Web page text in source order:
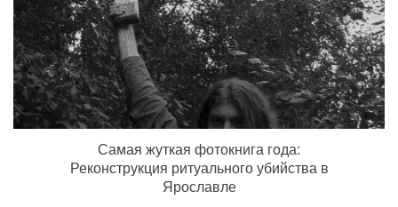
Самая жуткая фотокнига года:
Реконструкция ритуального убийства в
Ярославле